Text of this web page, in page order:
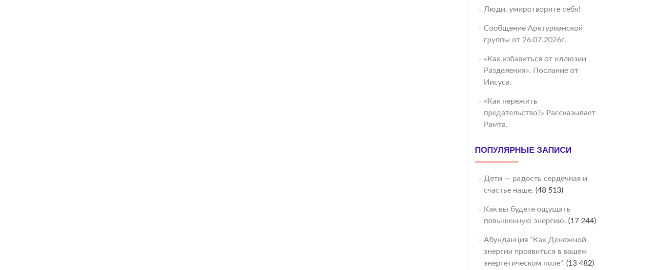
Люди, умиротворите себя!
Сообщение Арктурианской
группы от 26.07.2026г.
«Как избавиться от иллюзии
Разделения». Послание от
Иисуса.
«Как пережить
предательство?» Рассказывает
Рамта.
ПОПУЛЯРНЫЕ ЗАПИСИ
Дети — радость сердечная и
счастье наше. (48 513)
Как вы будете ощущать
повышенную энергию. (17 244)
Абунданция “Как Денежной
энергии проявиться в вашем
энергетическом поле“. (13 482)